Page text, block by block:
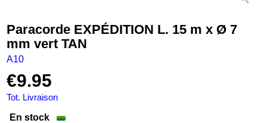
Paracorde EXPÉDITION L. 15 m x Ø 7
mm vert TAN
A10
€9.95
Tot. Livraison
En stock